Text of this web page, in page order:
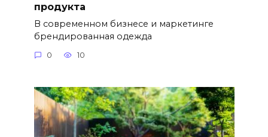
продукта
В современном бизнесе и маркетинге
брендированная одежда
0 10